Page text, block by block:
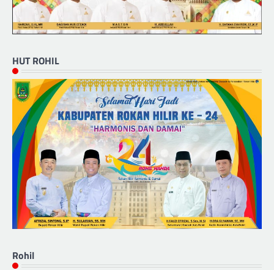
HUT ROHIL
Rohil